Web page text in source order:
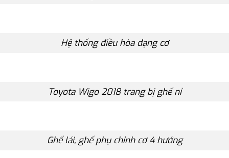
Hệ thống điều hòa dạng cơ
Toyota Wigo 2018 trang bị ghế nỉ
Ghế lái, ghế phụ chỉnh cơ 4 hướng